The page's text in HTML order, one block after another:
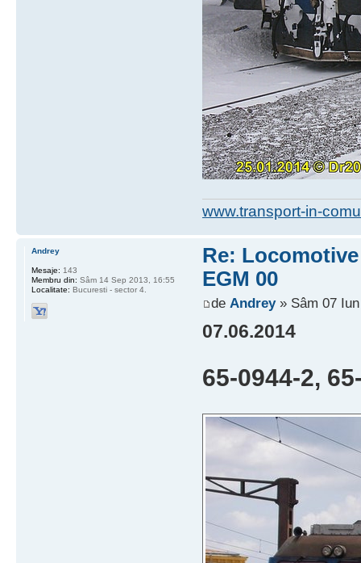
www.transport-in-
Re:
EGM 00
de Andrey» Sâm 07
07.06.2014
65-0944-2,
Andrey
Mesaje: 143
Membru din: Sâm 14 Sep 2013, 16:55
Localitate: Bucuresti - sector 4.